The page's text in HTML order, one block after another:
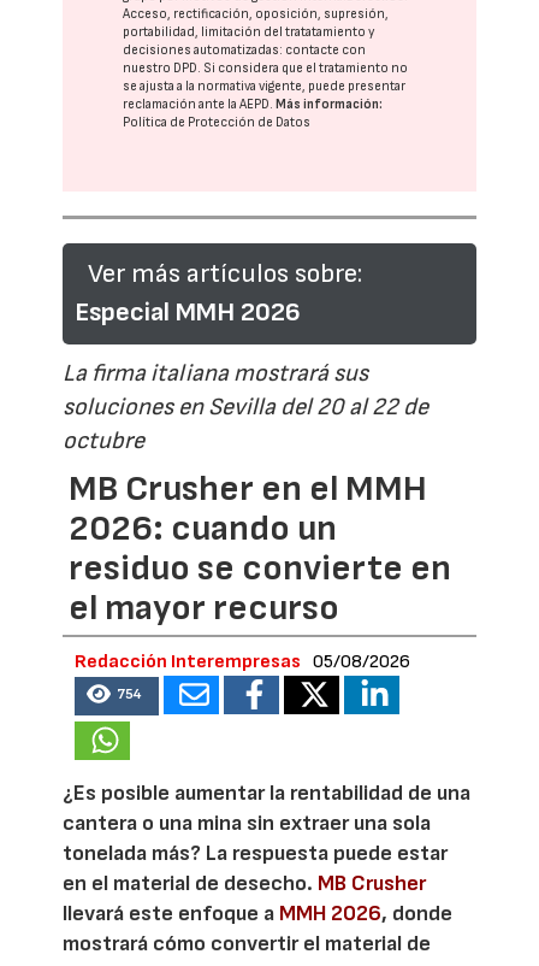
Acceso, rectificación, oposición, supresión,
portabilidad, limitación del tratatamiento y
decisiones automatizadas: contacte con
nuestro DPD. Si considera que el tratamiento no
se ajusta a la normativa vigente, puede presentar
reclamación ante laAEPD.Más información:
Política de Protección de Datos
Ver más artículos sobre:
Especial MMH 2026
La firma italiana mostrará sus
soluciones en Sevilla del 20 al 22 de
octubre
MB Crusher en el MMH
2026: cuando un
residuo se convierte en
el mayor recurso
Redacción Interempresas 05/08/2026
754
¿Es posible aumentar la rentabilidad de una
cantera o una mina sin extraer una sola
tonelada más? La respuesta puede estar
en el material de desecho. MB Crusher
llevará este enfoque a MMH 2026, donde
mostrará cómo convertir el material de